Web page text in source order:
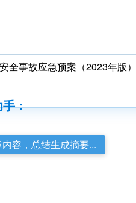
全事故应急预案（2023年版
：
容，总结生成摘要...